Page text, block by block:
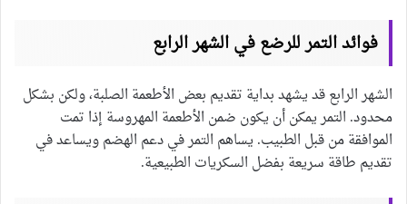
فوائد التمر للرضع في الشهر الرابع
الشهر الرابع قد يشهد بداية تقديم بعض الأطعمة الصلبة، ولكن بشكل
محدود. التمر يمكن أن يكون ضمن الأطعمة المهروسة إذا تمت
الموافقة من قبل الطبيب. يساهم التمر في دعم الهضم ويساعد في
تقديم طاقة سريعة بفضل السكريات الطبيعية.